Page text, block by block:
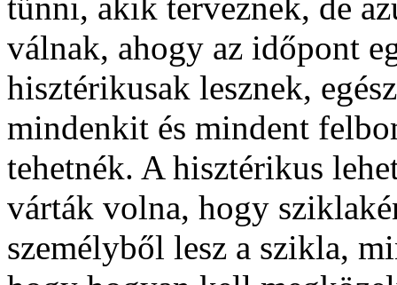
válnak, ahogy az időpont
hisztérikusak lesznek,
mindenkit és mindent
tehetnék. A hisztérikus
várták volna, hogy
személyből lesz a szikla,